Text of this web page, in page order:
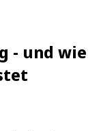
- und wie